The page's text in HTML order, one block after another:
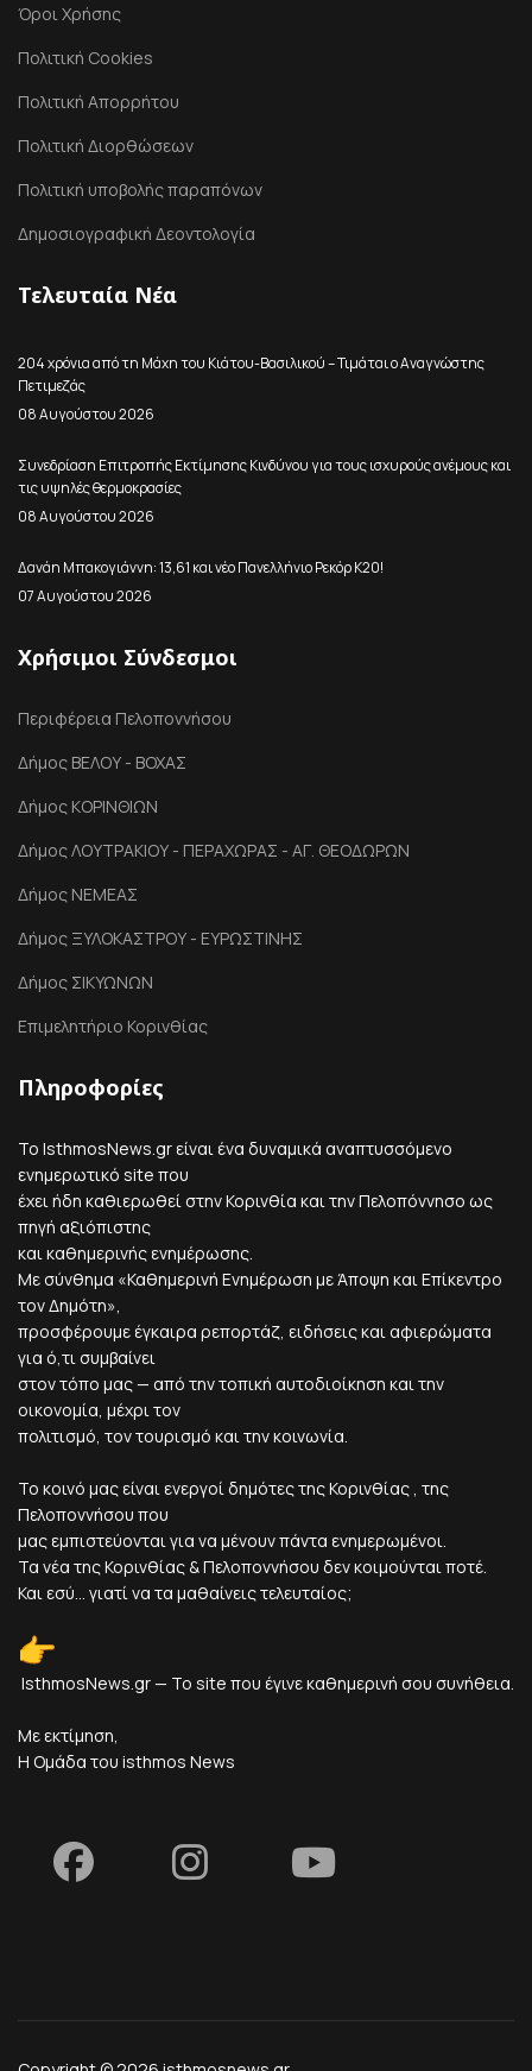
Όροι Χρήσης
Πολιτική Cookies
Πολιτική Απορρήτου
Πολιτική Διορθώσεων
Πολιτική υποβολής παραπόνων
Δημοσιογραφική Δεοντολογία
Τελευταία Νέα
204 χρόνια από τη Μάχη του Κιάτου-Βασιλικού – Τιμάται ο Αναγνώστης
Πετιμεζάς
08 Αυγούστου 2026
Συνεδρίαση Επιτροπής Εκτίμησης Κινδύνου για τους ισχυρούς ανέμους και
τις υψηλές θερμοκρασίες
08 Αυγούστου 2026
Δανάη Μπακογιάννη: 13,61 και νέο Πανελλήνιο Ρεκόρ Κ20!
07 Αυγούστου 2026
Χρήσιμοι Σύνδεσμοι
Περιφέρεια Πελοποννήσου
Δήμος ΒΕΛΟΥ - ΒΟΧΑΣ
Δήμος ΚΟΡΙΝΘΙΩΝ
Δήμος ΛΟΥΤΡΑΚΙΟΥ - ΠΕΡΑΧΩΡΑΣ - ΑΓ. ΘΕΟΔΩΡΩΝ
Δήμος ΝΕΜΕΑΣ
Δήμος ΞΥΛΟΚΑΣΤΡΟΥ - ΕΥΡΩΣΤΙΝΗΣ
Δήμος ΣΙΚΥΩΝΩΝ
Επιμελητήριο Κορινθίας
Πληροφορίες
Το IsthmosNews.gr είναι ένα δυναμικά αναπτυσσόμενο
ενημερωτικό site που
έχει ήδη καθιερωθεί στην Κορινθία και την Πελοπόννησο ως
πηγή αξιόπιστης
και καθημερινής ενημέρωσης.
Με σύνθημα «Καθημερινή Ενημέρωση με Άποψη και Επίκεντρο
τον Δημότη»,
προσφέρουμε έγκαιρα ρεπορτάζ, ειδήσεις και αφιερώματα
για ό,τι συμβαίνει
στον τόπο μας — από την τοπική αυτοδιοίκηση και την
οικονομία, μέχρι τον
πολιτισμό, τον τουρισμό και την κοινωνία.
Το κοινό μας είναι ενεργοί δημότες της Κορινθίας , της
Πελοποννήσου που
μας εμπιστεύονται για να μένουν πάντα ενημερωμένοι.
Τα νέα της Κορινθίας & Πελοποννήσου δεν κοιμούνται ποτέ.
Και εσύ... γιατί να τα μαθαίνεις τελευταίος;
IsthmosNews.gr — Το site που έγινε καθημερινή σου συνήθεια.
Με εκτίμηση,
Η Ομάδα του isthmos News